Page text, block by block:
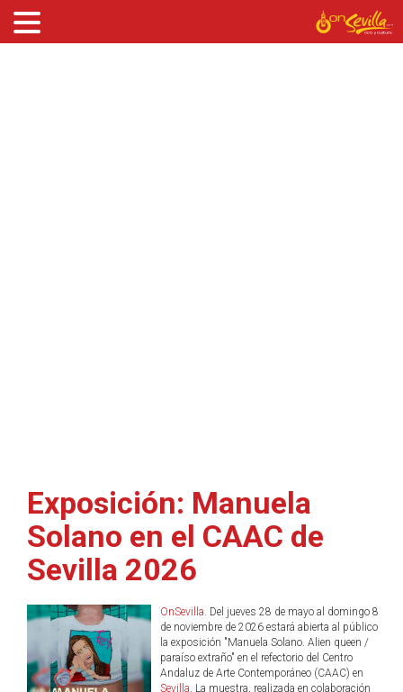
Exposición: Manuela
Solano en el CAAC de
Sevilla 2026
OnSevilla. Del jueves 28 de mayo al domingo 8
de noviembre de 2026 estará abierta al público
la exposición "Manuela Solano. Alien queen /
paraíso extraño" en el refectorio del Centro
Andaluz de Arte Contemporáneo (CAAC) en
Sevilla. La muestra, realizada en colaboración